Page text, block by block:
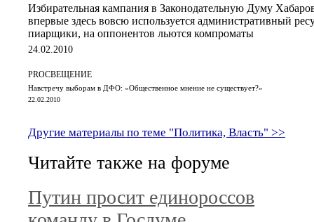
Избирательная кампания в Законодательную Думу
впервые здесь вовсю используется административный
пиарщики, на оппонентов льются компроматы
24.02.2010
PRОСВЕЩЕНИЕ
Навстречу выборам в ДФО: «Общественное мнение не существует?»
22.02.2010
Другие материалы по теме "Политика, Власть" >>
Читайте также на форуме
Путин просит единороссов